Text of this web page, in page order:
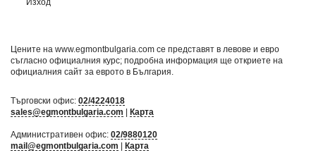
Изход
Цените на www.egmontbulgaria.com се представят в левове и евро
съгласно официалния курс; подробна информация ще откриете на
официалния сайт за еврото в България
Търговски офис: 02/4224018
sales@egmontbulgaria.com
Карта
Административен офис: 02/9880120
mail@egmontbulgaria.com
Карта